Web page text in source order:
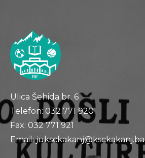
Ulica Šehida br. 6
Telefon: 032 771 920
Fax: 032 771 921
Email: juksckakanj@ksckakanj.ba